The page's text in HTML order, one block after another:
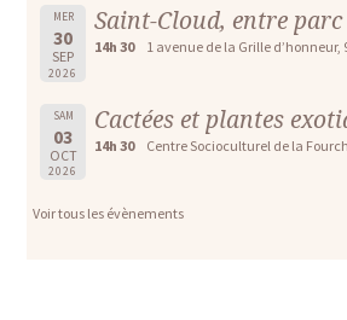
MER
30
SEP
2026
Saint-Cloud, entre
14h 30 1 avenue de la Grille d’honneur,
SAM
03
OCT
2026
Cactées et plantes
14h 30 Centre Socioculturel de la
Voir tous les évènements